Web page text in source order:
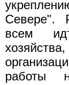
Севере".
всем
работы